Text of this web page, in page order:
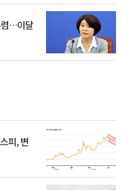
렴…이달
피, 변